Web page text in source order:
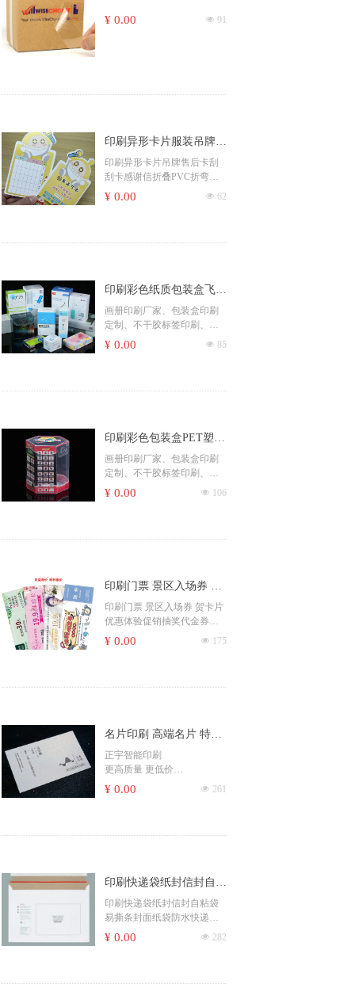
넶 91
¥ 0.00
印刷异形卡片服装吊牌售
后卡刮 刮卡感谢信折叠
PVC折弯挂卡打孔圆角
印刷异形卡片吊牌售后卡刮
刮卡感谢信折叠PVC折弯挂
卡打孔圆角
넶 62
¥ 0.00
印刷彩色纸质包装盒飞机
盒双插盒扣底盒白卡400
克小批量汕头厂家
画册印刷厂家、包装盒印刷
定制、不干胶标签印刷、名
片印刷服务、海报印刷制넶 85
¥ 0.00
印刷彩色包装盒PET塑料
胶盒PP材质PE透明盒胶
片PVC片UV白墨汕头厂
画册印刷厂家、包装盒印刷
定制、不干胶标签印刷、名
片印刷服务、海报印刷制넶 106
¥ 0.00
印刷门票 景区入场券 贺
卡片 优惠体验促销抽奖
代金券打编码可撕
印刷门票 景区入场券 贺卡片
优惠体验促销抽奖代金券打
编码可撕
넶 175
¥ 0.00
名片印刷 高端名片 特种
纸名片 各种工艺
正宇智能印刷
更高质量 更低价
欢迎询价，即时报价
넶 261
¥ 0.00
印刷快递袋纸封信封自粘
袋 易撕条封面纸袋防水
快递包装顺丰袋加厚厂家
印刷快递袋纸封信封自粘袋
易撕条封面纸袋防水快递包
装顺丰袋加厚厂家
넶 282
¥ 0.00